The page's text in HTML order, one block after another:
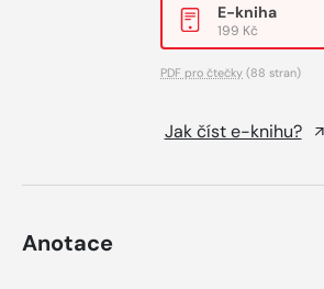
E-kniha
199 Kč
PDF pro čtečky (88 stran)
Jak číst e-knihu?
Anotace